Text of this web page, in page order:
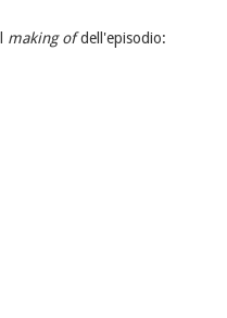
making ofdell'episodio: